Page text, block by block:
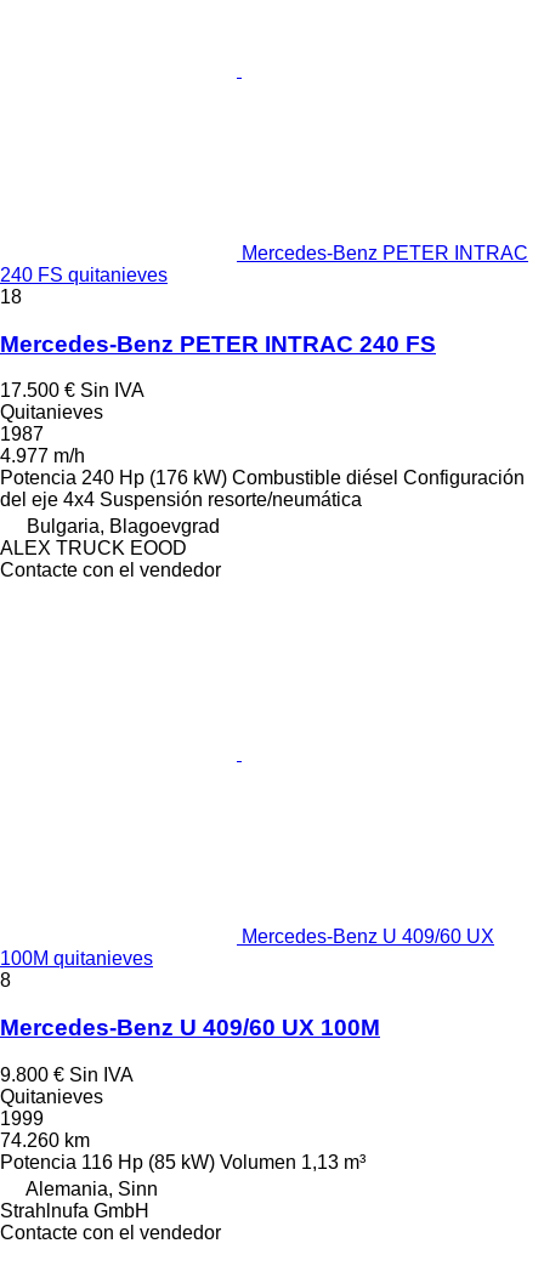
Mercedes-Benz PETER INTRAC
240 FS quitanieves
18
Mercedes-Benz PETER INTRAC 240 FS
17.500 € Sin IVA
Quitanieves
1987
4.977 m/h
Potencia 240 Hp (176 kW) Combustible diésel Configuración
del eje 4x4 Suspensión resorte/neumática
Bulgaria, Blagoevgrad
ALEX TRUCK EOOD
Contacte con el vendedor
Mercedes-Benz U 409/60 UX
100M quitanieves
8
Mercedes-Benz U 409/60 UX 100M
9.800 € Sin IVA
Quitanieves
1999
74.260 km
Potencia 116 Hp (85 kW) Volumen 1,13 m³
Alemania, Sinn
Strahlnufa GmbH
Contacte con el vendedor